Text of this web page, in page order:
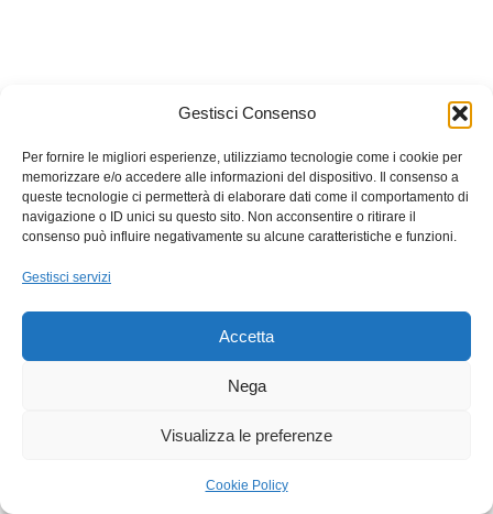
Gestisci Consenso
Per fornire le migliori esperienze, utilizziamo tecnologie come i cookie per
memorizzare e/o accedere alle informazioni del dispositivo. Il consenso a
queste tecnologie ci permetterà di elaborare dati come il comportamento di
navigazione o ID unici su questo sito. Non acconsentire o ritirare il
consenso può influire negativamente su alcune caratteristiche e funzioni.
Gestisci servizi
Accetta
Nega
Visualizza le preferenze
Cookie Policy